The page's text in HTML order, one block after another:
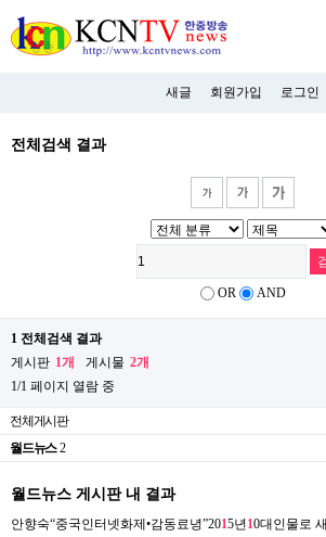
새글 회원가입 로그인
전체검색 결과
OR AND
1 전체검색 결과
게시판 1개 게시물 2개
1/1 페이지 열람 중
전체게시판
월드뉴스 2
월드뉴스 게시판 내 결과
안향숙“중국인터넷화제•감동료녕”2015년10대인물로